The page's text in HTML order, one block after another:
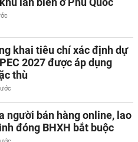
khai tiêu chí xác định dự
2027 được áp dụng
thù
người bán hàng online, lao
đóng BHXH bắt buộc